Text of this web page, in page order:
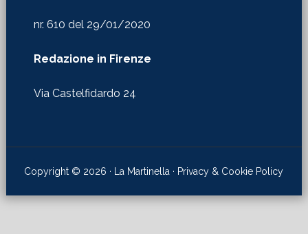
nr. 610 del 29/01/2020
Redazione in Firenze
Via Castelfidardo 24
Copyright © 2026 · La Martinella · Privacy & Cookie Policy